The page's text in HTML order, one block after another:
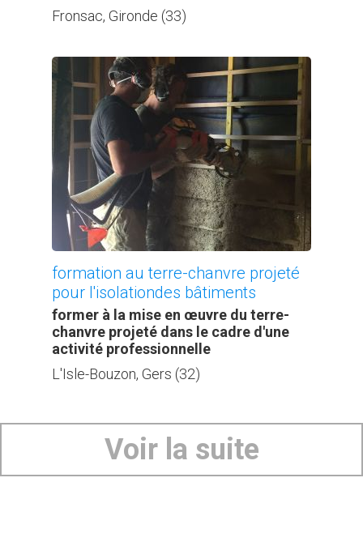
Fronsac, Gironde (33)
formation au terre-chanvre projeté
pour l'isolationdes bâtiments
former à la mise en œuvre du terre-
chanvre projeté dans le cadre d'une
activité professionnelle
L'Isle-Bouzon, Gers (32)
Voir la suite